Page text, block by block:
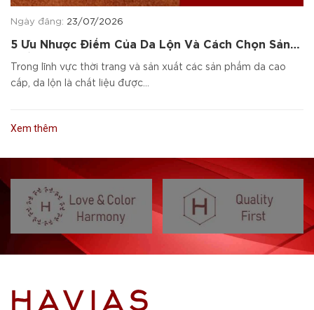
Ngày đăng: 23/07/2026
5 Ưu Nhược Điểm Của Da Lộn Và Cách Chọn Sản
Phẩm Da Cao Cấp
Trong lĩnh vực thời trang và sản xuất các sản phẩm da cao
cấp, da lộn là chất liệu được...
Xem thêm